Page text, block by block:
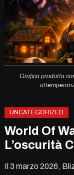
Grafica prodotta
UNCATEGORIZED
World Of
L’oscurità
Il 3 marzo 2026,